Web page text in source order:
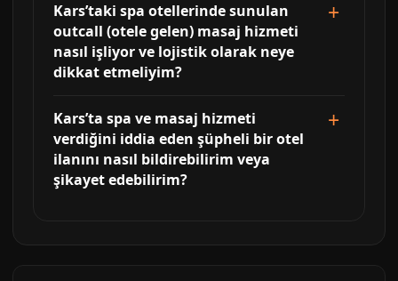
Kars’taki spa otellerinde sunulan
outcall (otele gelen) masaj hizmeti
nasıl işliyor ve lojistik olarak neye
dikkat etmeliyim?
Kars’ta spa ve masaj hizmeti
verdiğini iddia eden şüpheli bir otel
ilanını nasıl bildirebilirim veya
şikayet edebilirim?